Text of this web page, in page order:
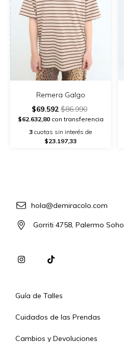
Remera Galgo
$69.592$86.990
$62.632,80con transferencia
3 cuotas sin interés de
$23.197,33
hola@demiracolo.com
Gorriti 4758, Palermo Soho
Guía de Talles
Cuidados de las Prendas
Cambios y Devoluciones